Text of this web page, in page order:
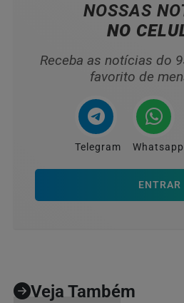
NOSSAS
NO
Receba as notícias do
favorito de
Telegram Whatsapp
ENTRAR
Veja Também